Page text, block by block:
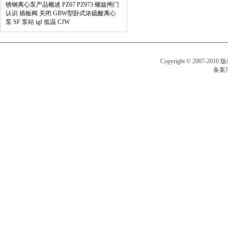
锈钢离心泵产品概述 PZ67 PZ973 螺旋闸门
认识 插板阀 关闭 GBW型卧式浓硫酸离心
泵 SF 泵站 igf 低温 CJW
Copyright © 2007-2010
备案